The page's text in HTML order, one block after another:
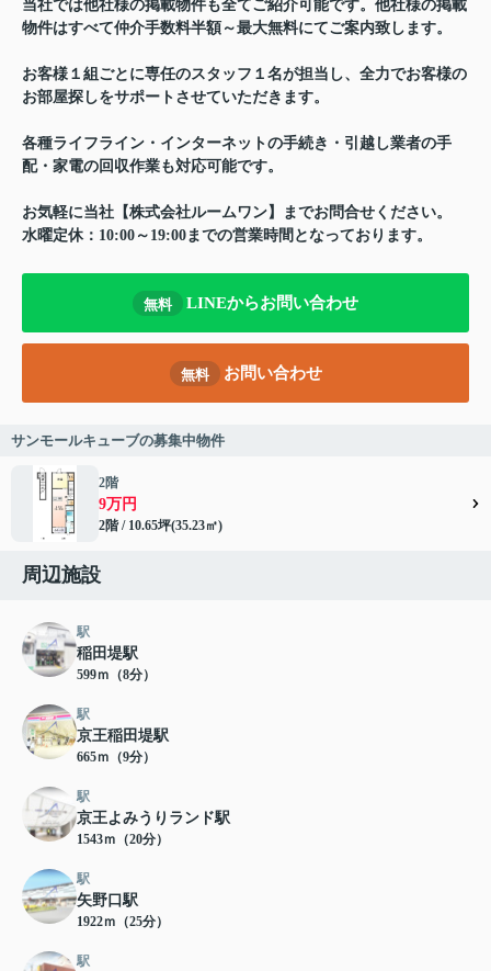
当社では他社様の掲載物件も全てご紹介可能です。他社様の掲載
物件はすべて仲介手数料半額～最大無料にてご案内致します。
お客様１組ごとに専任のスタッフ１名が担当し、全力でお客様の
お部屋探しをサポートさせていただきます。
各種ライフライン・インターネットの手続き・引越し業者の手
配・家電の回収作業も対応可能です。
お気軽に当社【株式会社ルームワン】までお問合せください。
水曜定休：10:00～19:00までの営業時間となっております。
無料 LINEからお問い合わせ
無料 お問い合わせ
サンモールキューブの募集中物件
2階
9万円
2階 / 10.65坪(35.23㎡)
周辺施設
駅
稲田堤駅
599ｍ（8分）
駅
京王稲田堤駅
665ｍ（9分）
駅
京王よみうりランド駅
1543ｍ（20分）
駅
矢野口駅
1922ｍ（25分）
駅